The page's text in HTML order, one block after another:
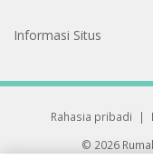
Informasi Situs
Rahasia pribadi |
© 2026